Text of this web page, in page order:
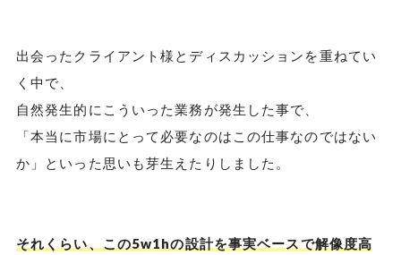
出会ったクライアント様とディスカッションを重ねてい
く中で、
自然発生的にこういった業務が発生した事で、
「本当に市場にとって必要なのはこの仕事なのではない
か」といった思いも芽生えたりしました。
それくらい、この5w1hの設計を事実ベースで解像度高